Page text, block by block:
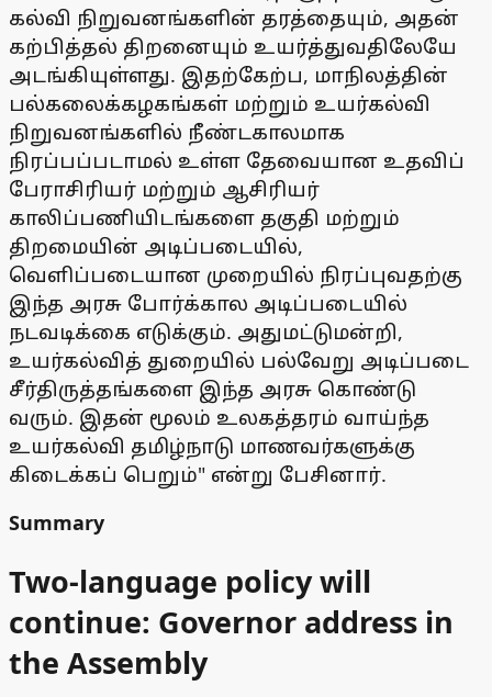
கல்வி நிறுவனங்களின் தரத்தையும், அதன்
கற்பித்தல் திறனையும் உயர்த்துவதிலேயே
அடங்கியுள்ளது. இதற்கேற்ப, மாநிலத்தின்
பல்கலைக்கழகங்கள் மற்றும் உயர்கல்வி
நிறுவனங்களில் நீண்டகாலமாக
நிரப்பப்படாமல் உள்ள தேவையான உதவிப்
பேராசிரியர் மற்றும் ஆசிரியர்
காலிப்பணியிடங்களை தகுதி மற்றும்
திறமையின் அடிப்படையில்,
வெளிப்படையான முறையில் நிரப்புவதற்கு
இந்த அரசு போர்க்கால அடிப்படையில்
நடவடிக்கை எடுக்கும். அதுமட்டுமன்றி,
உயர்கல்வித் துறையில் பல்வேறு அடிப்படை
சீர்திருத்தங்களை இந்த அரசு கொண்டு
வரும். இதன் மூலம் உலகத்தரம் வாய்ந்த
உயர்கல்வி தமிழ்நாடு மாணவர்களுக்கு
கிடைக்கப் பெறும்" என்று பேசினார்.
Summary
Two-language policy will
continue: Governor address in
the Assembly